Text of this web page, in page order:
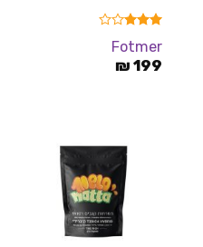
3.00
מתוך 5
Fotmer
199
₪